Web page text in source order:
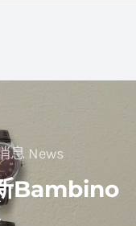
息 News
Bambino